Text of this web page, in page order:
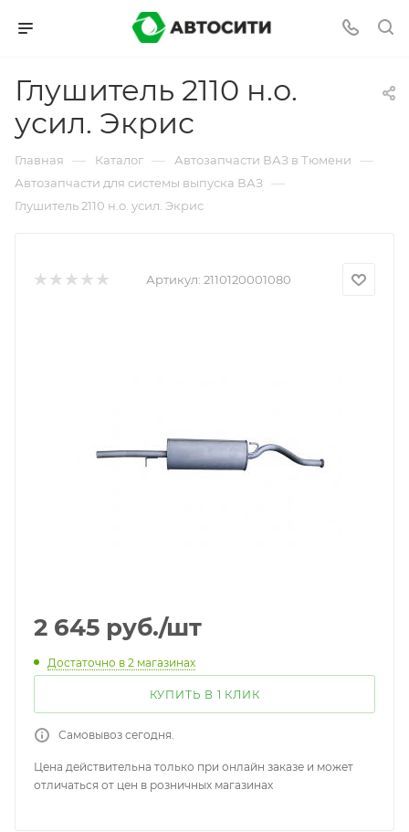
Глушитель 2110 н.о.
усил. Экрис
Главная — Каталог — Автозапчасти ВАЗ в Тюмени —
Автозапчасти для системы выпуска ВАЗ —
Глушитель 2110 н.о. усил. Экрис
Артикул: 2110120001080
2 645 руб./шт
Достаточно в 2 магазинах
КУПИТЬ В 1 КЛИК
Самовывоз сегодня.
Цена действительна только при онлайн заказе и может
отличаться от цен в розничных магазинах